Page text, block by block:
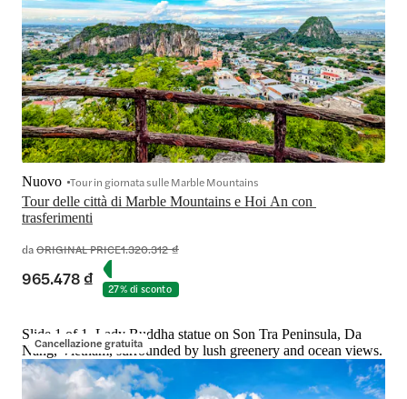
Tour delle città di Marble Mountains e Hoi An con
trasferimenti
Nuovo Tour in giornata sulle Marble Mountains
daORIGINAL PRICE1.320.312 ₫
965.478 ₫ 27% di sconto
Cancellazione gratuita
Slide 1 of 1, Lady Buddha statue on Son Tra Peninsula, Da
Nang, Vietnam, surrounded by lush greenery and ocean views.